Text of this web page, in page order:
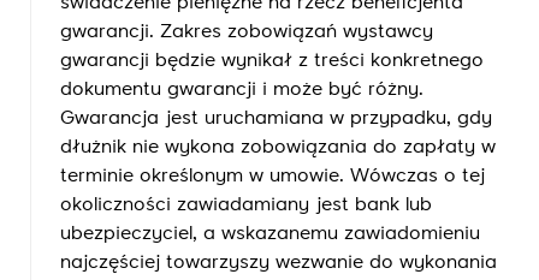
gwarancji. Zakres zobowiązań wystawcy
gwarancji będzie wynikał z treści konkretnego
dokumentu gwarancji i może być różny.
Gwarancja jest uruchamiana w przypadku, gdy
dłużnik nie wykona zobowiązania do zapłaty w
terminie określonym w umowie. Wówczas o tej
okoliczności zawiadamiany jest bank lub
ubezpieczyciel, a wskazanemu zawiadomieniu
najczęściej towarzyszy wezwanie do wykonania